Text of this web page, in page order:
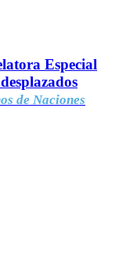
Especial
de Naciones